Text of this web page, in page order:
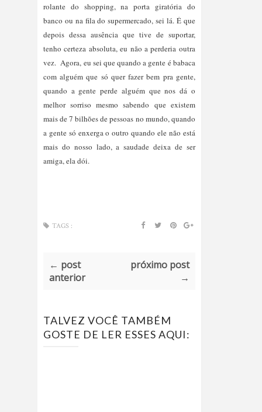
rolante do shopping, na porta giratória do
banco ou na fila do supermercado, sei lá. É que
depois dessa ausência que tive de suportar,
tenho certeza absoluta, eu não a perderia outra
vez.Agora, eu sei que quando a gente é babaca
com alguém que só quer fazer bem pra gente,
quando a gente perde alguém que nos dá o
melhor sorriso mesmo sabendo que existem
mais de 7 bilhões de pessoas no mundo, quando
a gente só enxerga o outro quando ele não está
mais do nosso lado, a saudade deixa de ser
amiga, ela dói.
TAGS :
← post
anterior
próximo post
→
TALVEZ VOCÊ TAMBÉM
GOSTE DE LER ESSES AQUI: